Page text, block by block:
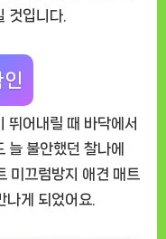
카
후
기,
견
필
것입니다.
뛰어내릴 때 바닥에서
늘 불안했던 찰나에
미끄럼방지 애견 매트
나게 되었어요.